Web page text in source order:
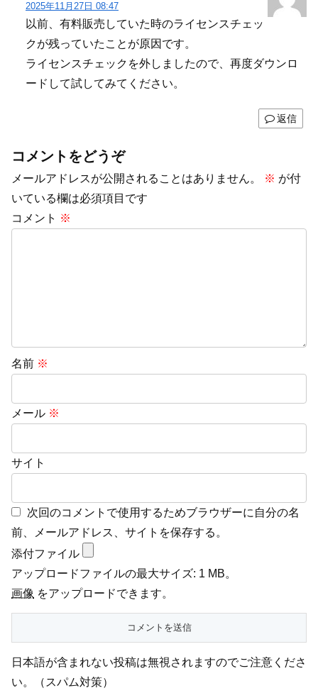
2025年11月27日 08:47
以前、有料販売していた時のライセンスチェッ
クが残っていたことが原因です。
ライセンスチェックを外しましたので、再度ダウンロ
ードして試してみてください。
返信
コメントをどうぞ
メールアドレスが公開されることはありません。 ※ が付
いている欄は必須項目です
コメント ※
名前 ※
メール ※
サイト
次回のコメントで使用するためブラウザーに自分の名
前、メールアドレス、サイトを保存する。
添付ファイル
アップロードファイルの最大サイズ: 1 MB。
画像 をアップロードできます。
日本語が含まれない投稿は無視されますのでご注意くださ
い。（スパム対策）